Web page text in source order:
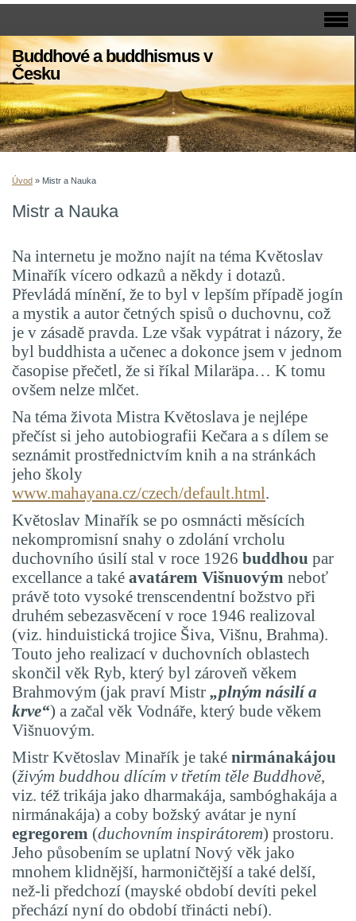
Buddhové a buddhismus v
Česku
Úvod » Mistr a Nauka
Mistr a Nauka
Na internetu je možno najít na téma Květoslav
Minařík vícero odkazů a někdy i dotazů.
Převládá mínění, že to byl v lepším případě jogín
a mystik a autor četných spisů o duchovnu, což
je v zásadě pravda. Lze však vypátrat i názory, že
byl buddhista a učenec a dokonce jsem v jednom
časopise přečetl, že si říkal Milaräpa… K tomu
ovšem nelze mlčet.
Na téma života Mistra Květoslava je nejlépe
přečíst si jeho autobiografii Kečara a s dílem se
seznámit prostřednictvím knih a na stránkách
jeho školy
www.mahayana.cz/czech/default.html.
Květoslav Minařík se po osmnácti měsících
nekompromisní snahy o zdolání vrcholu
duchovního úsilí stal v roce 1926 buddhou par
excellance a také avatárem Višnuovým neboť
právě toto vysoké trenscendentní božstvo při
druhém sebezasvěcení v roce 1946 realizoval
(viz. hinduistická trojice Šiva, Višnu, Brahma).
Touto jeho realizací v duchovních oblastech
skončil věk Ryb, který byl zároveň věkem
Brahmovým (jak praví Mistr „plným násilí a
krve“) a začal věk Vodnáře, který bude věkem
Višnuovým.
Mistr Květoslav Minařík je také nirmánakájou
(živým buddhou dlícím v třetím těle Buddhově,
viz. též trikája jako dharmakája, sambóghakája a
nirmánakája) a coby božský avátar je nyní
egregorem (duchovním inspirátorem) prostoru.
Jeho působením se uplatní Nový věk jako
mnohem klidnější, harmoničtější a také delší,
než-li předchozí (mayské období devíti pekel
přechází nyní do období třinácti nebí).